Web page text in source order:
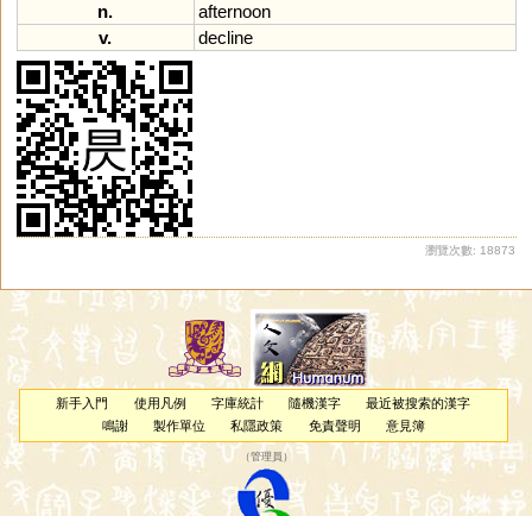
n.
afternoon
v.
decline
瀏覽次數: 18873
新手入門 使用凡例 字庫統計 隨機漢字
最近被搜索的漢字
鳴謝
製作單位 私隱政策 免責聲明 意見簿
（管理員 ）